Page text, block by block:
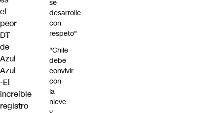
el
peor
DT
de
Azul
Azul
-El
increíble
registro
se
desarrolle
con
respeto"
"Chile
debe
convivir
con
la
nieve